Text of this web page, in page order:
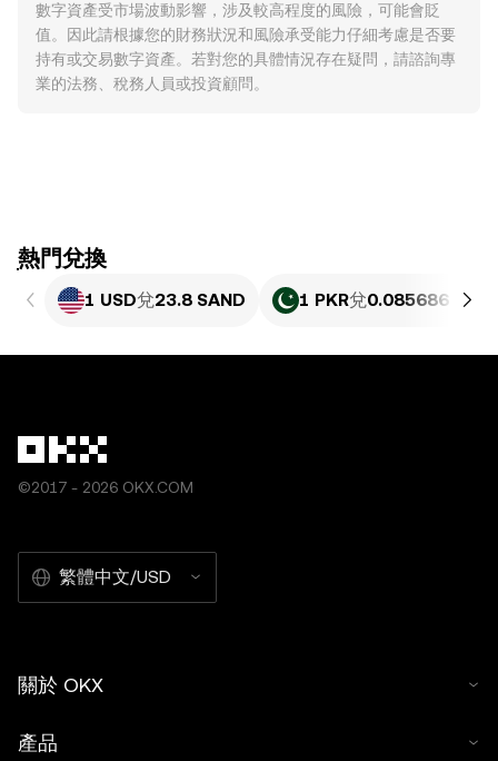
數字資產受市場波動影響，涉及較高程度的風險，可能會貶
值。因此請根據您的財務狀況和風險承受能力仔細考慮是否要
持有或交易數字資產。若對您的具體情況存在疑問，請諮詢專
業的法務、稅務人員或投資顧問。
ִִִִִִִִִִִִִִִִִִִִִִִִִִִִִִִִִִִִִִִִִִִִִִִִ熱門兌換
1 USD兌23.8 SAND 1 PKR兌0.085686
©2017 - 2026 OKX.COM
繁體中文/USD
關於 OKX
產品